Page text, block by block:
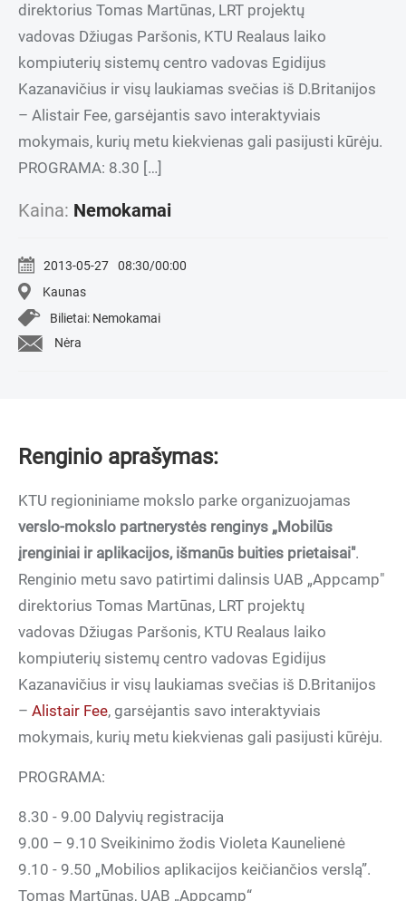
direktorius Tomas Martūnas, LRT projektų
vadovas Džiugas Paršonis, KTU Realaus laiko
kompiuterių sistemų centro vadovas Egidijus
Kazanavičius ir visų laukiamas svečias iš D.Britanijos
– Alistair Fee, garsėjantis savo interaktyviais
mokymais, kurių metu kiekvienas gali pasijusti kūrėju.
PROGRAMA: 8.30 […]
Kaina: Nemokamai
2013-05-27
08:30/00:00
Kaunas
Bilietai: Nemokamai
Nėra
Renginio aprašymas:
KTU regioniniame mokslo parke organizuojamas
verslo-mokslo partnerystės renginys „Mobilūs
įrenginiai ir aplikacijos, išmanūs buities prietaisai".
Renginio metu savo patirtimi dalinsis UAB „Appcamp"
direktorius Tomas Martūnas, LRT projektų
vadovas Džiugas Paršonis, KTU Realaus laiko
kompiuterių sistemų centro vadovas Egidijus
Kazanavičius ir visų laukiamas svečias iš D.Britanijos
– Alistair Fee, garsėjantis savo interaktyviais
mokymais, kurių metu kiekvienas gali pasijusti kūrėju.
PROGRAMA:
8.30 - 9.00 Dalyvių registracija
9.00 – 9.10 Sveikinimo žodis Violeta Kaunelienė
9.10 - 9.50 „Mobilios aplikacijos keičiančios verslą”.
Tomas Martūnas, UAB „Appcamp“